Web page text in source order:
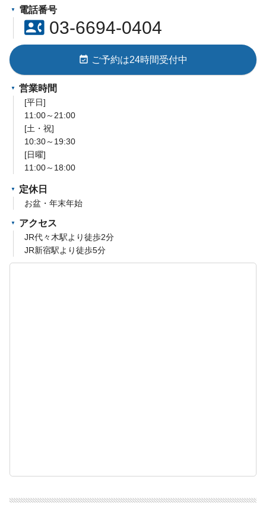
電話番号
contact_phone03-6694-0404
event_available ご予約は24時間受付中
営業時間
[平日]
11:00～21:00
[土・祝]
10:30～19:30
[日曜]
11:00～18:00
定休日
お盆・年末年始
アクセス
JR代々木駅より徒歩2分
JR新宿駅より徒歩5分